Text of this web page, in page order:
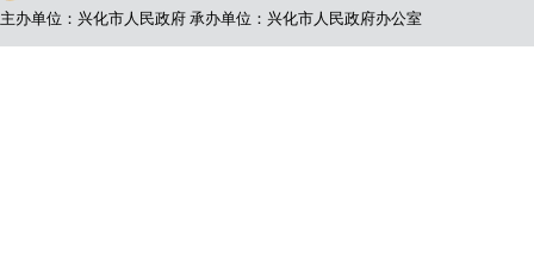
主办单位：兴化市人民政府 承办单位：兴化市人民政府办公室